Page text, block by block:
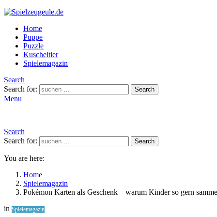
Home
Puppe
Puzzle
Kuscheltier
Spielemagazin
Search
Search for:
Search
Menu
Search
Search for:
Search
You are here:
Home
Spielemagazin
Pokémon Karten als Geschenk – warum Kinder so gern
in Spielemagazin